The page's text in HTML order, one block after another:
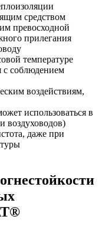
средством
превосходной
прилегания
температуре
с соблюдением
воздействиям,
использоваться в
воздуховодов)
даже при